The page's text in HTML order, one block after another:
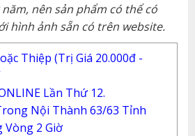
nên sản phẩm có thể có
hình ảnh sẵn có trên website.
Thiệp (Trị Giá 20.000đ -
Lần Thứ 12.
Nội Thành 63/63 Tỉnh
2 Giờ